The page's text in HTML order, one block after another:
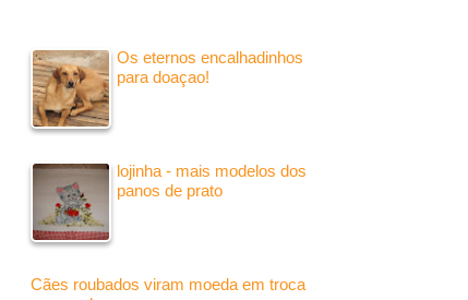
Os eternos encalhadinhos
para doaçao!
lojinha - mais modelos dos
panos de prato
Cães roubados viram moeda em troca